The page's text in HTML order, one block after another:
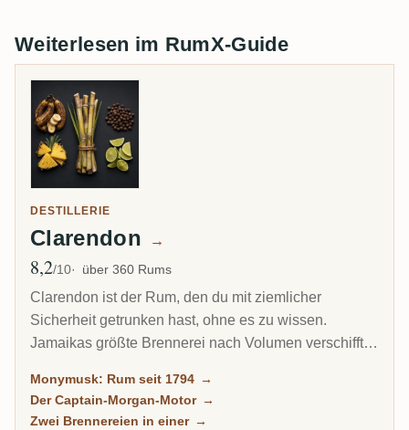
Weiterlesen im RumX-Guide
DESTILLERIE
Clarendon →
Ø Bewertung
8,2/10 über 360 Rums
Clarendon ist der Rum, den du mit ziemlicher
Sicherheit getrunken hast, ohne es zu wissen.
Jamaikas größte Brennerei nach Volumen verschifft
großer Teil wird zu Captain Morgan. Doch dieselben
Monymusk-Marques, jahrzehntelang gereift und von
Monymusk: Rum seit 1794 →
Der Captain-Morgan-Motor →
Zwei Brennereien in einer →